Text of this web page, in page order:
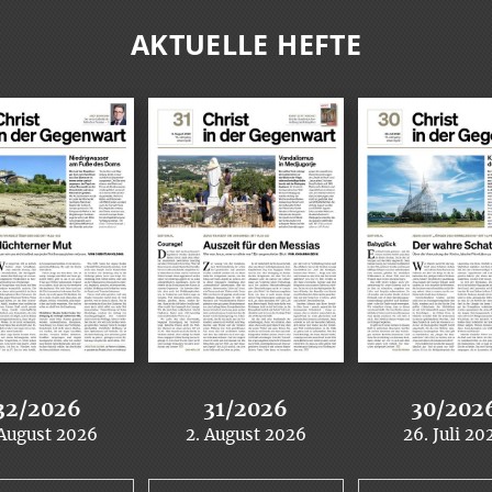
AKTUELLE HEFTE
2026
: 2026
31/2026
:
2. August 2026
30/
:
26. Juli